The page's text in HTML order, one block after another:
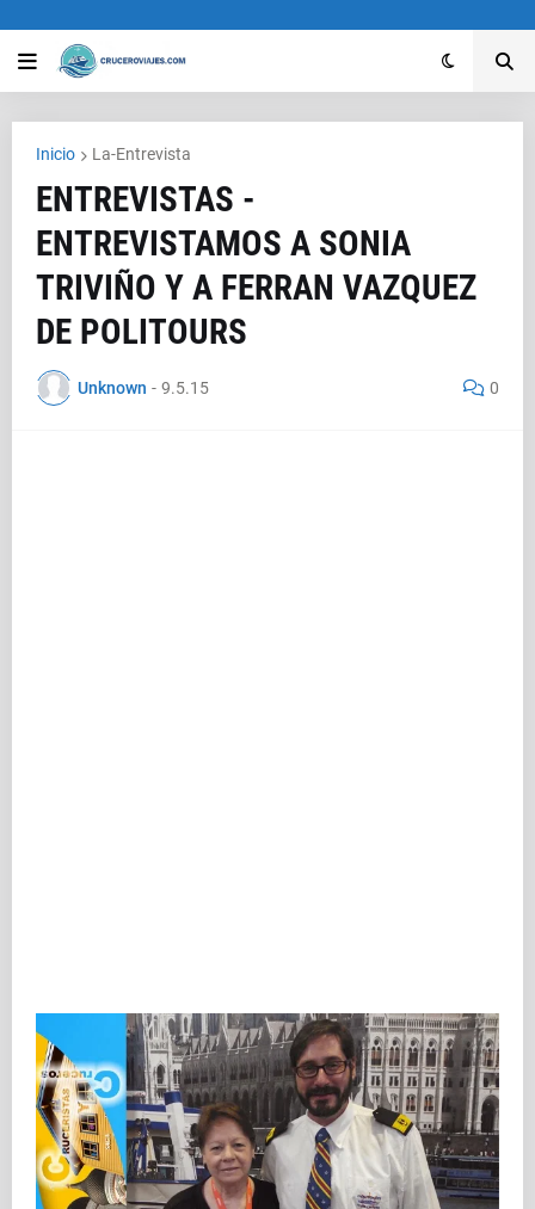
Inicio La-Entrevista
ENTREVISTAS -
ENTREVISTAMOS A SONIA
TRIVIÑO Y A FERRAN VAZQUEZ
DE POLITOURS
Unknown - 9.5.15 0